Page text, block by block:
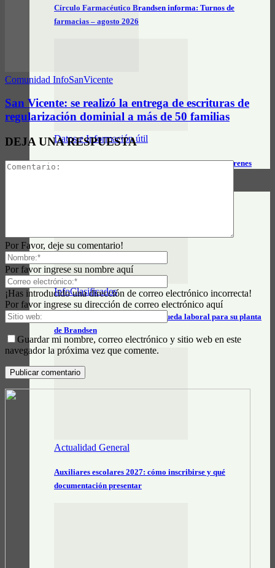
Círculo Farmacéutico Brandsen informa: Turnos de
farmacias – agosto 2026
Datos e Información útil
Feriado de jueves y viernes: Cómo funcionarán los trenes
InfoClasificados
Ovobrand abrió una nueva búsqueda laboral para su planta
de Brandsen
Actualidad General
Auxiliares escolares 2027: cómo inscribirse y qué
documentación presentar
Comunidad InfoSanVicente
San Vicente: se realizó la entrega de escrituras de
regularización dominial a más de 50 familias
DEJA UNA RESPUESTA
Por Favor, deje su comentario!
Por favor ingrese su nombre aquí
¡Has introducido una dirección de correo electrónico incorrecta!
Por favor ingrese su dirección de correo electrónico aquí
Guardar mi nombre, correo electrónico y sitio web en este
navegador la próxima vez que comente.